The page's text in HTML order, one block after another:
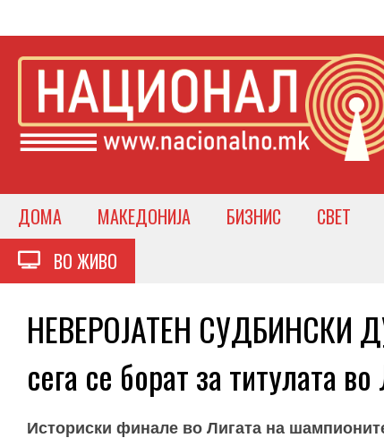
ДОМА МАКЕДОНИЈА БИЗНИС СВЕТ
ВО ЖИВО
НЕВЕРОЈАТЕН СУДБИНСКИ
сега се борат за титулата
Историски финале во Лигата на